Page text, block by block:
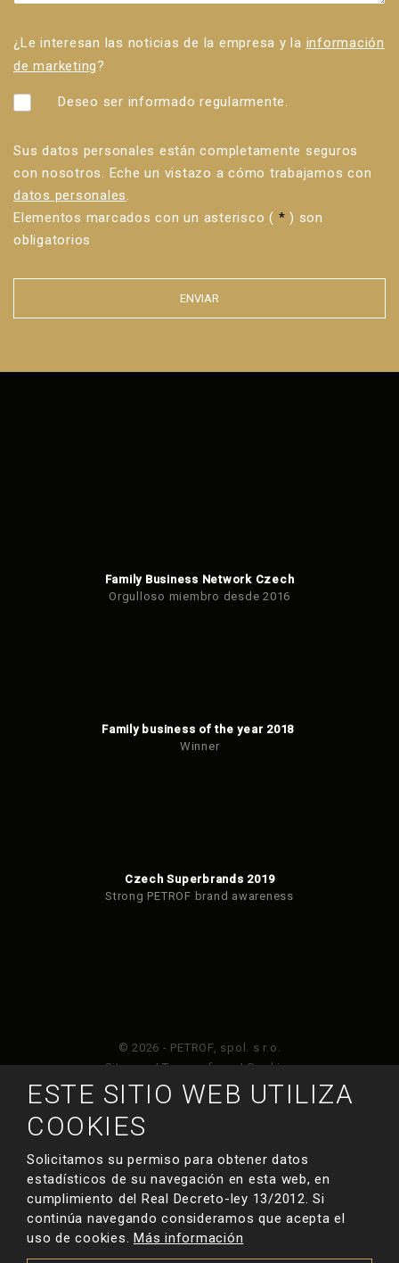
¿Le interesan las noticias de la empresa y la información
de marketing?
Deseo ser informado regularmente.
Sus datos personales están completamente seguros
con nosotros. Eche un vistazo a cómo trabajamos con
datos personales.
Elementos marcados con un asterisco ( * ) son
obligatorios
ENVIAR
formulario.
Family Business Network Czech
Orgulloso miembro desde 2016
Family business of the year 2018
Winner
Czech Superbrands 2019
Strong PETROF brand awareness
© 2026 - PETROF, spol. s r.o.
Sitemap|Terms of use|Cookies
y está sujeto a la política de privacidad de
HECHO POR
ESTE SITIO WEB UTILIZA
COOKIES
Solicitamos su permiso para obtener datos
estadísticos de su navegación en esta web, en
cumplimiento del Real Decreto-ley 13/2012. Si
continúa navegando consideramos que acepta el
uso de cookies. Más información